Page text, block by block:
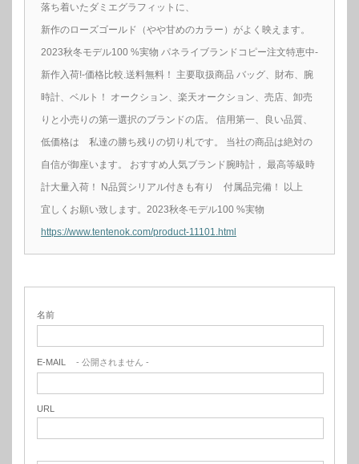
落ち着いたダミエグラフィットに、
新作のローズゴールド（やや甘めのカラー）がよく映えます。
2023秋冬モデル100 %実物 パネライブランドコピー注文特恵中-
新作入荷!-価格比較.送料無料！ 主要取扱商品 バッグ、財布、腕
時計、ベルト！ オークション、楽天オークション、売店、卸売
りと小売りの第一選択のブランドの店。 信用第一、良い品質、
低価格は 私達の勝ち残りの切り札です。 当社の商品は絶対の
自信が御座います。 おすすめ人気ブランド腕時計， 最高等級時
計大量入荷！ N品質シリアル付きも有り 付属品完備！ 以上
宜しくお願い致します。2023秋冬モデル100 %実物
https://www.tentenok.com/product-11101.html
名前
E-MAIL - 公開されません -
URL